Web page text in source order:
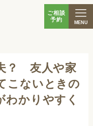
ご相談
予約 MENU
？ 友人や家
こないときの
わかりやすく